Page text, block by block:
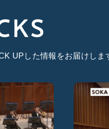
UPした情報をお届けしま